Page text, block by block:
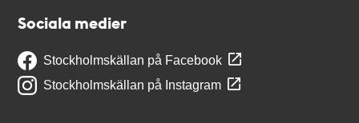
Sociala medier
Stockholmskällan på Facebook
Stockholmskällan på Instagram